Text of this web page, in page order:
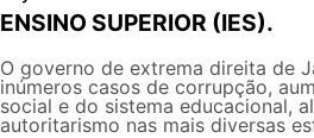
ENSINO SUPERIOR (IES).
O governo de extrema direita de
inúmeros casos de corrupção,
social e do sistema educacional,
autoritarismo nas mais diversas